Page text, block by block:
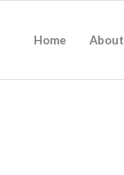
Home About